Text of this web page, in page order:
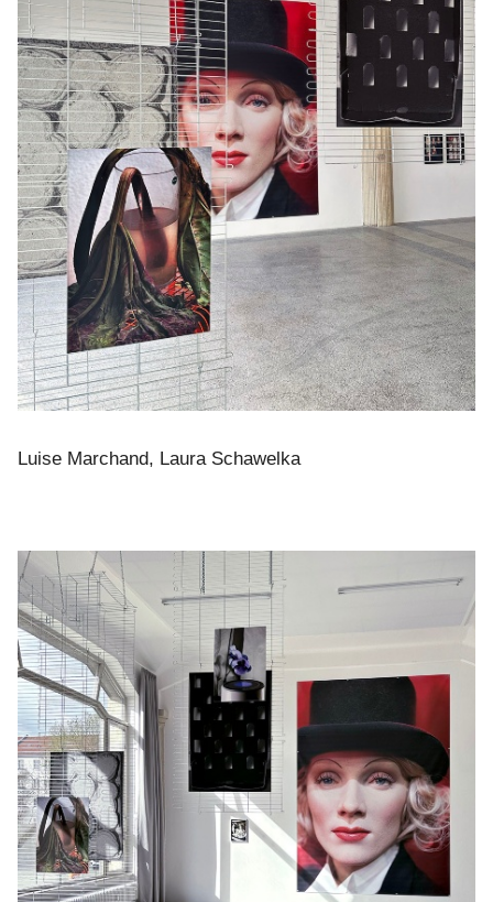
Luise Marchand, Laura Schawelka